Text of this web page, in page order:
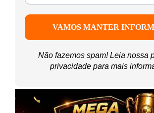
Não fazemos spam! Leia nossa
privacidadepara mais